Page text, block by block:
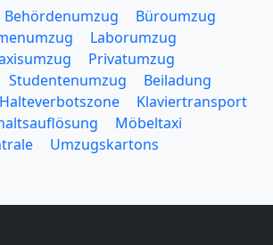
Behördenumzug
Büroumzug
Laborumzug
Privatumzug
Studentenumzug
Beiladung
Halteverbotszone
Klaviertransport
Möbeltaxi
Umzugskartons